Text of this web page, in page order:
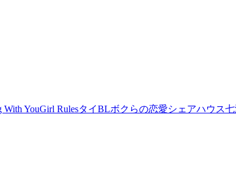
With YouGirl RulesタイBLボクらの恋愛シェアハウス